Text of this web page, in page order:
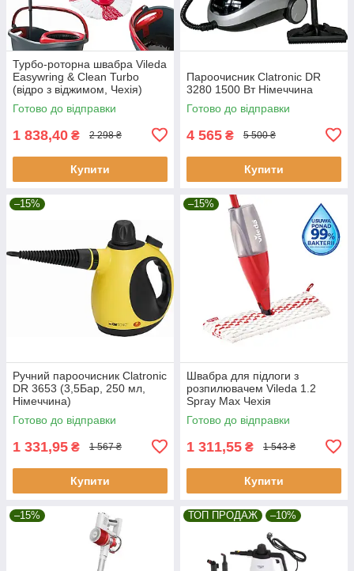
Турбо-роторна швабра Vileda
Easywring & Clean Turbo
(відро з віджимом, Чехія)
Готово до відправки
1 838,40 ₴ 2 298 ₴
Купити
Пароочисник Clatronic DR
3280 1500 Вт Німеччина
Готово до відправки
4 565 ₴ 5 500 ₴
Купити
–15%
Ручний пароочисник Clatronic
DR 3653 (3,5Бар, 250 мл,
Німеччина)
Готово до відправки
1 331,95 ₴ 1 567 ₴
Купити
–15%
Швабра для підлоги з
розпилювачем Vileda 1.2
Spray Max Чехія
Готово до відправки
1 311,55 ₴ 1 543 ₴
Купити
–15% ТОП ПРОДАЖ –10%